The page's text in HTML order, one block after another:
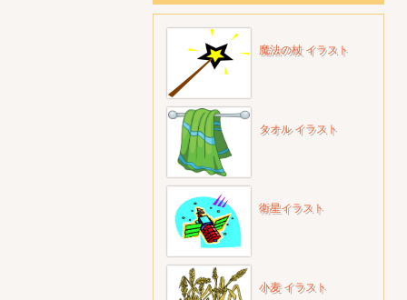
魔法の杖 イラスト
タオル イラスト
衛星イラスト
小麦 イラスト